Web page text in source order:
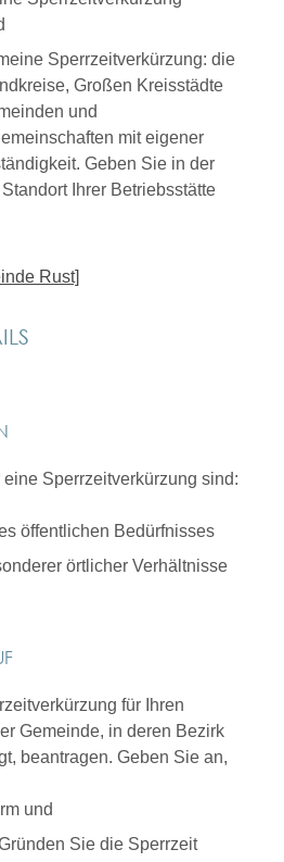
Sperrzeitverkürzung: die
Großen Kreisstädte
und
mit eigener
Geben Sie in der
Ihrer Betriebsstätte
Rust]
Sperrzeitverkürzung sind:
öffentlichen Bedürfnisses
örtlicher Verhältnisse
für Ihren
Gemeinde, in deren Bezirk
beantragen. Geben Sie an,
und
Sie die Sperrzeit